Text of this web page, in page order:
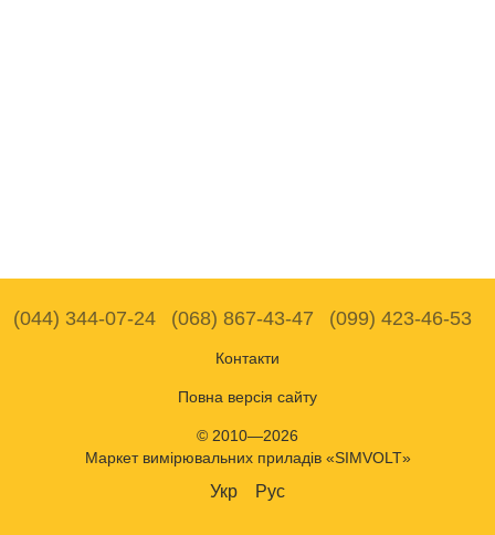
(044) 344-07-24 (068) 867-43-47 (099) 423-46-53
Контакти
Повна версія сайту
© 2010—2026
Маркет вимірювальних приладів «SIMVOLT»
Укр Рус